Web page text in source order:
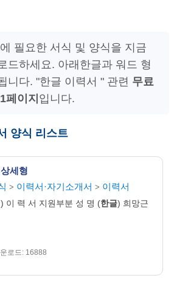
필요한 서식 및 양식을 지금
드하세요. 아래한글과 워드 형
니다. "한글 이력서 " 관련 무료
1페이지 입니다.
양식 리스트
세형
> 이력서·자기소개서 > 이력서
이 력 서 지원부분 성 명 (한글) 희망근
로드: 16888